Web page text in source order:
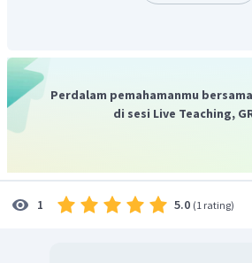
Perdalam pemahamanmu
di sesi Live Teaching,
1 5.0 (1 rating)